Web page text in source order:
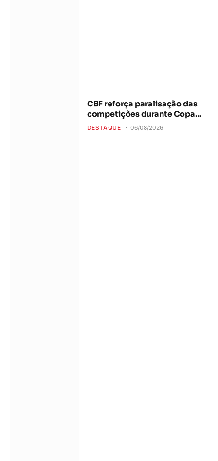
CBF reforça paralisação das
competições durante Copa
Feminina em 2027
DESTAQUE 06/08/2026